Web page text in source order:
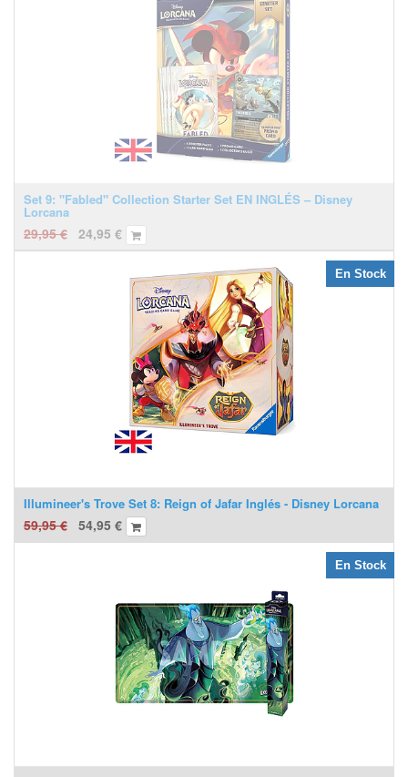
Set 9: "Fabled" Collection Starter Set EN INGLÉS – Disney
Lorcana
29,95€ 24,95 €
Illumineer's Trove Set 8: Reign of Jafar Inglés - Disney Lorcana
59,95€ 54,95 €
En Stock
En Stock